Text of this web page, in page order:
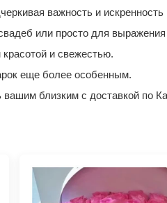
важность и
или просто для
и свежестью.
еще более особенным.
близким с доставкой по